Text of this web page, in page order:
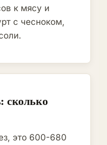
к мясу и
с чесноком,
сколько
это 600-680